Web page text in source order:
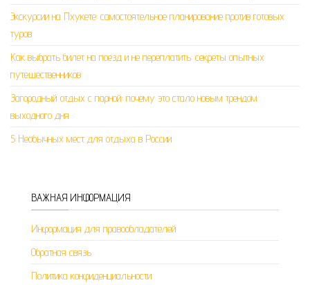
Экскурсии на Пхукете: самостоятельное планирование против готовых
туров
Как выбрать билет на поезд и не переплатить: секреты опытных
путешественников
Загородный отдых с парной: почему это стало новым трендом
выходного дня
5 Необычных мест для отдыха в России
ВАЖНАЯ ИНФОРМАЦИЯ
Информация для правообладателей
Обратная связь
Политика конфиденциальности